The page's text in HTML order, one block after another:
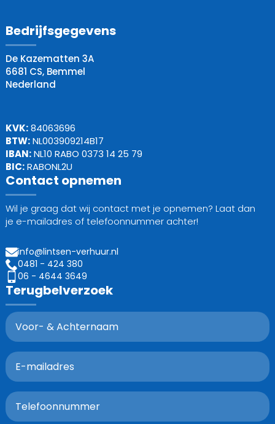
Bedrijfsgegevens
De Kazematten 3A
6681 CS, Bemmel
Nederland
KVK:84063696
BTW:NL003909214B17
IBAN:NL10 RABO 0373 14 25 79
BIC:RABONL2U
Contact opnemen
Wil je graag dat wij contact met je opnemen? Laat dan
je e-mailadres of telefoonnummer achter!
info@lintsen-verhuur.nl
0481 - 424 380
06 - 4644 3649
Terugbelverzoek